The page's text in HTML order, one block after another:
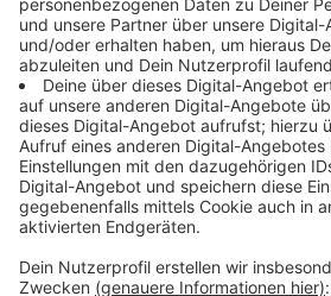
Räder erweitert. Dafür
Kooperation des Fahrradladens
gemeinsam mit der Düsseldorfer
Fahrradclub ADFC und der
Hauptbahnhof. Sie bieten an
der Stadt Lastenräder an, die man
am Stück umsonst nutzen kann.
vorher online gebucht werden.